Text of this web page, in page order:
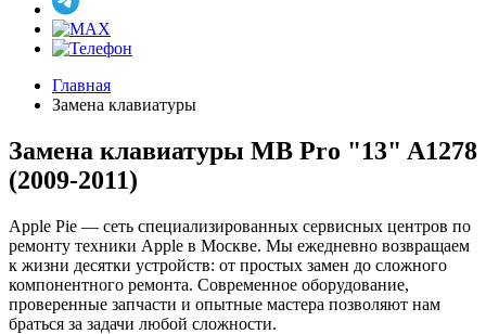
Главная
Замена клавиатуры
Замена клавиатуры MB Pro "13" A1278
(2009-2011)
Apple Pie — сеть специализированных сервисных центров по
ремонту техники Apple в Москве. Мы ежедневно возвращаем
к жизни десятки устройств: от простых замен до сложного
компонентного ремонта. Современное оборудование,
проверенные запчасти и опытные мастера позволяют нам
браться за задачи любой сложности.